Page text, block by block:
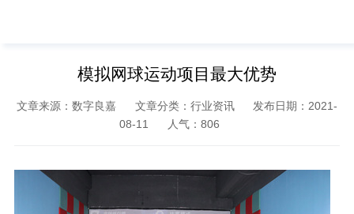
模拟网球运动项目最大优势
文章来源：数字良嘉 文章分类：行业资讯
发布日期：2021-
08-11
人气： 806